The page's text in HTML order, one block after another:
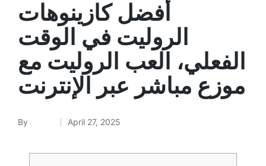
أفضل كازينوهات
الروليت في الوقت
الفعلي، العب الروليت مع
موزع مباشر عبر الإنترنت
By April 27, 2025